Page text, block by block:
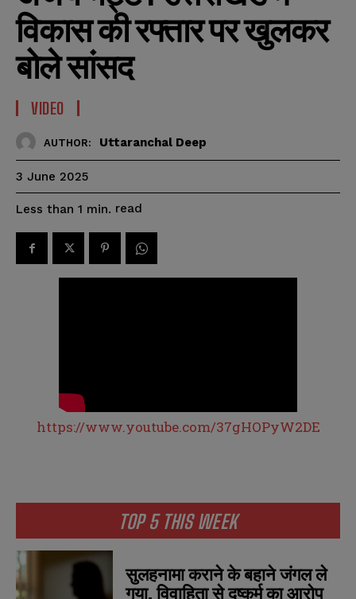
TOP 5 THIS WEEK
सुलहनामा कराने के बहाने जंगल ले
गया, विवाहिता से दुष्कर्म का आरोप
विकास की रफ्तार पर खुलकर
बोले सांसद
VIDEO
AUTHOR: Uttaranchal Deep
3 June 2025
Less than 1 min. read
https://www.youtube.com/37gHOPyW2DE